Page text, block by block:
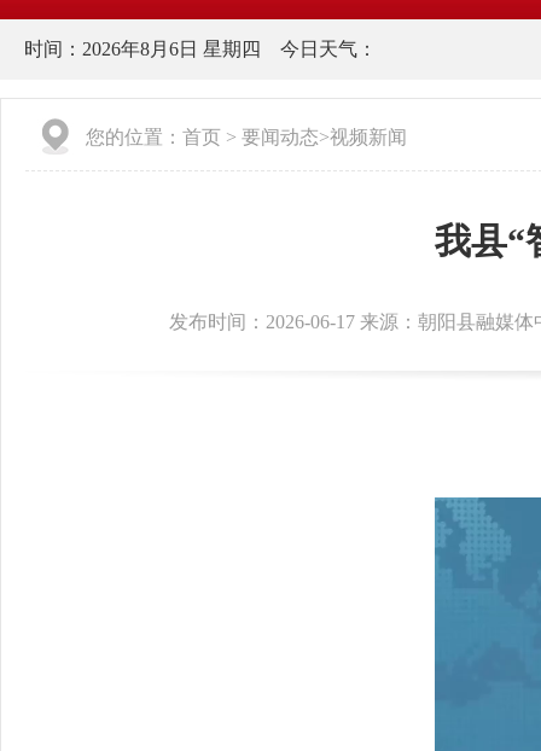
时间： 2026年8月6日 星期四 今日天气：
您的位置： 首页 > 要闻动态>视频新闻
我县“
发布时间：2026-06-17 来源：朝阳县融媒体